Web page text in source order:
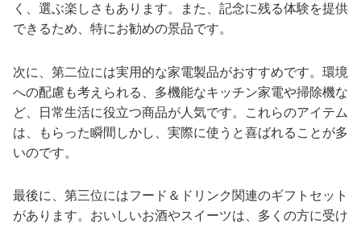
く、選ぶ楽しさもあります。また、記念に残る体験を提供
できるため、特にお勧めの景品です。
次に、第二位には実用的な家電製品がおすすめです。環境
への配慮も考えられる、多機能なキッチン家電や掃除機な
ど、日常生活に役立つ商品が人気です。これらのアイテム
は、もらった瞬間しかし、実際に使うと喜ばれることが多
いのです。
最後に、第三位にはフード＆ドリンク関連のギフトセット
があります。おいしいお酒やスイーツは、多くの方に受け